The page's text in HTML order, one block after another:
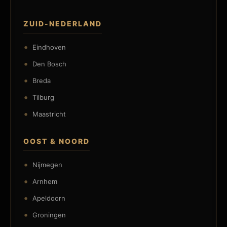
ZUID-NEDERLAND
Eindhoven
Den Bosch
Breda
Tilburg
Maastricht
OOST & NOORD
Nijmegen
Arnhem
Apeldoorn
Groningen